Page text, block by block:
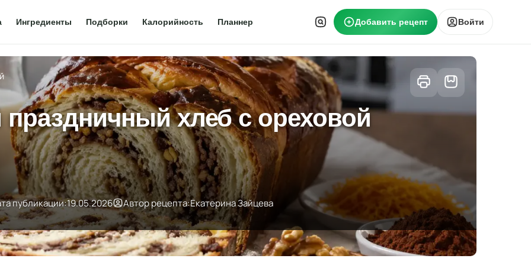
Ингредиенты Подборки Калорийность Планнер Добавить рецепт Войти
праздничный хлеб с ореховой
публикации:19.05.2026 Автор рецепта:Екатерина Зайцева